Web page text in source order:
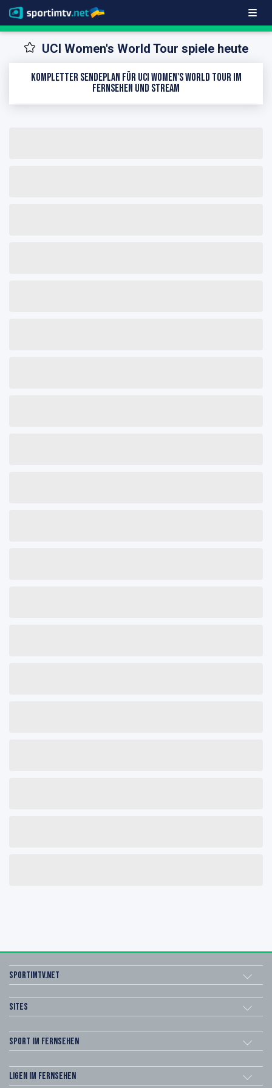
UCI Women's World Tour spiele heute
Kompletter Sendeplan für UCI Women's World Tour im
Fernsehen und Stream
sportimtv.net
Sites
Sport im Fernsehen
Ligen im Fernsehen